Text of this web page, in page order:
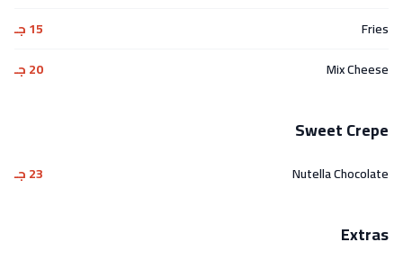
Fries
15 جـ
Mix Cheese
20 جـ
Sweet Crepe
Nutella Chocolate 23 جـ
Extras